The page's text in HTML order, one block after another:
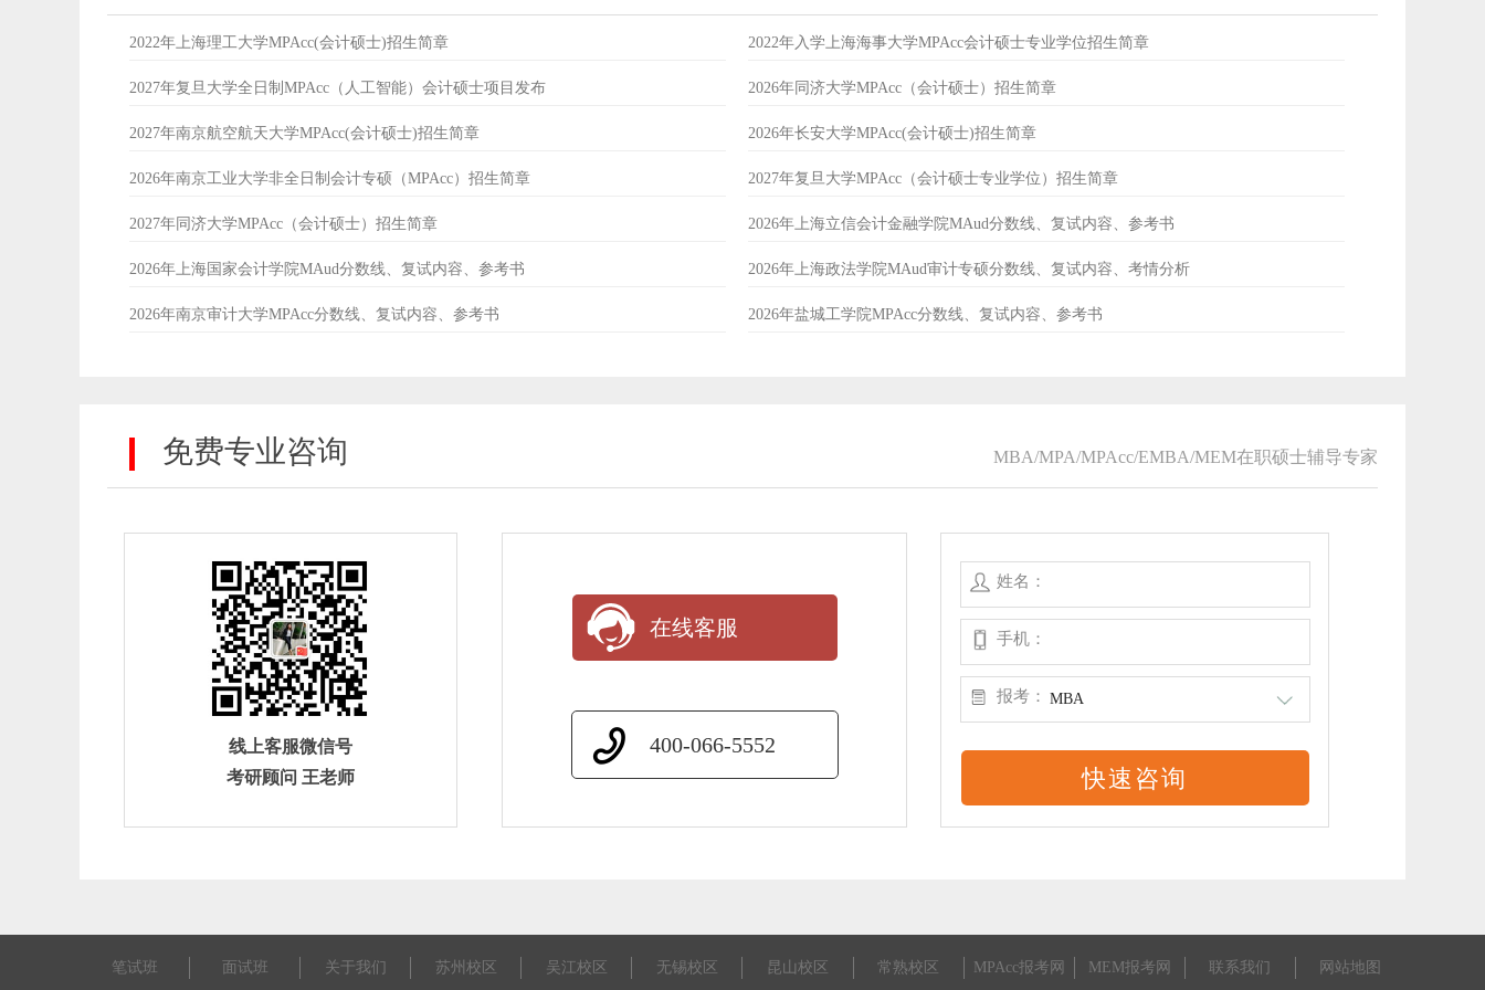
2022年上海理工大学MPAcc(会计硕士)招生简章 2022年入学上海海事大学MPAcc会计硕士专业学位招生简章
2027年复旦大学全日制MPAcc（人工智能）会计硕士项目发布 2026年同济大学MPAcc（会计硕士）招生简章
2027年南京航空航天大学MPAcc(会计硕士)招生简章 2026年长安大学MPAcc(会计硕士)招生简章
2026年南京工业大学非全日制会计专硕（MPAcc）招生简章 2027年复旦大学MPAcc（会计硕士专业学位）招生简章
2027年同济大学MPAcc（会计硕士）招生简章 2026年上海立信会计金融学院MAud分数线、复试内容、参考书
2026年上海国家会计学院MAud分数线、复试内容、参考书 2026年上海政法学院MAud审计专硕分数线、复试内容、考情分析
2026年南京审计大学MPAcc分数线、复试内容、参考书 2026年盐城工学院MPAcc分数线、复试内容、参考书
免费专业咨询 MBA/MPA/MPAcc/EMBA/MEM在职硕士辅导专家
线上客服微信号
考研顾问 王老师
在线客服
400-066-5552
姓名：
手机：
报考： MBA
笔试班 面试班 关于我们 苏州校区 吴江校区 无锡校区 昆山校区 常熟校区 MPAcc报考网 MEM报考网 联系我们 网站地图